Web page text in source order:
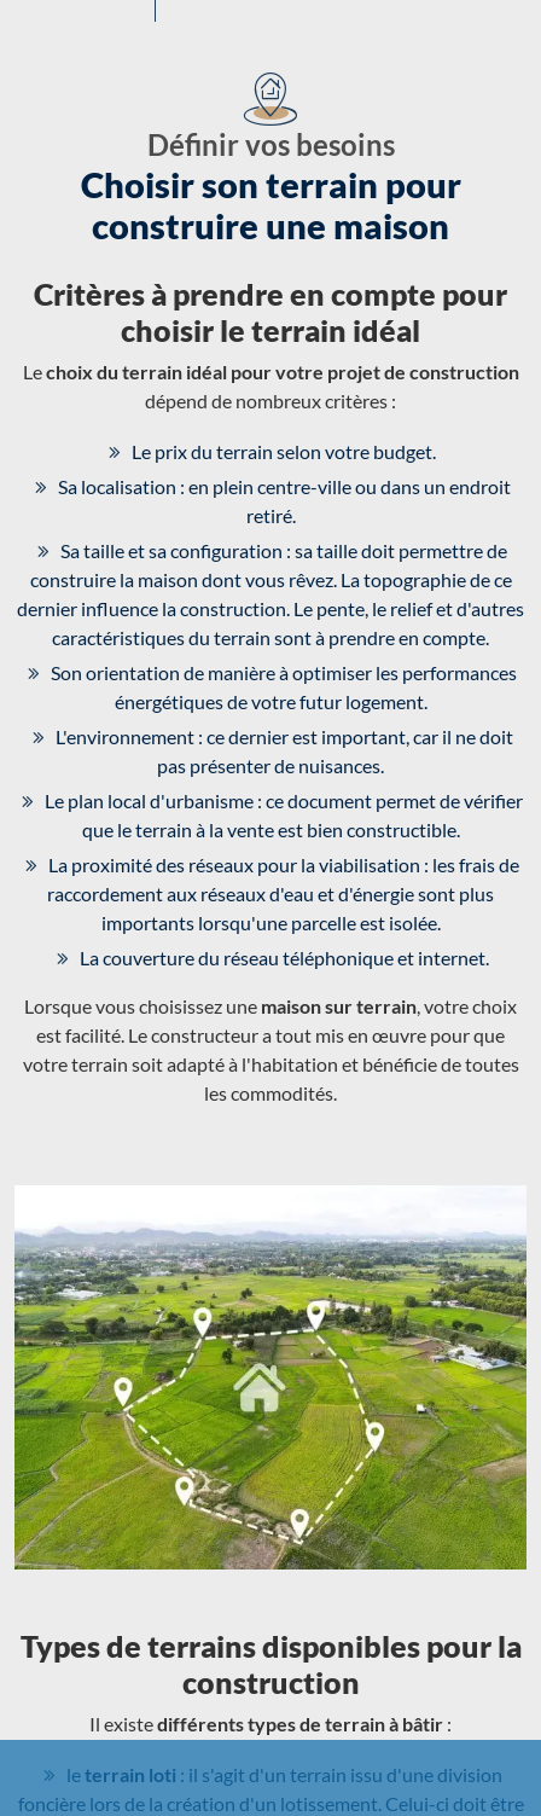
Définir vos besoins
Choisir son terrain pour
construire une maison
Critères à prendre en compte pour
choisir le terrain idéal
Lechoix du terrain idéal pour votre projet de construction
dépend de nombreux critères :
Le prix du terrain selon votre budget.
Sa localisation : en plein centre-ville ou dans un endroit
retiré.
Sa taille et sa configuration : sa taille doit permettre de
construire la maison dont vous rêvez. La topographie de ce
dernier influence la construction. Le pente, le relief et d'autres
caractéristiques du terrain sont à prendre en compte.
Son orientation de manière à optimiser les performances
énergétiques de votre futur logement.
L'environnement : ce dernier est important, car il ne doit
pas présenter de nuisances.
Le plan local d'urbanisme : ce document permet de vérifier
que le terrain à la vente est bien constructible.
La proximité des réseaux pour la viabilisation : les frais de
raccordement aux réseaux d'eau et d'énergie sont plus
importants lorsqu'une parcelle est isolée.
La couverture du réseau téléphonique et internet.
Lorsque vous choisissez une maison sur terrain , votre choix
est facilité. Le constructeur a tout mis en œuvre pour que
votre terrain soit adapté à l'habitation et bénéficie de toutes
les commodités.
Types de terrains disponibles pour la
construction
Il existedifférents types de terrain à bâtir :
leterrain loti : il s'agit d'un terrain issu d'une division
foncière lors de la création d'un lotissement. Celui-ci doit être